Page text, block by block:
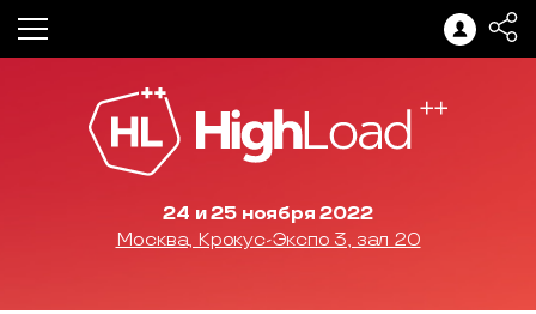
24 и 25 ноября 2022
Москва, Крокус-Экспо 3, зал 20